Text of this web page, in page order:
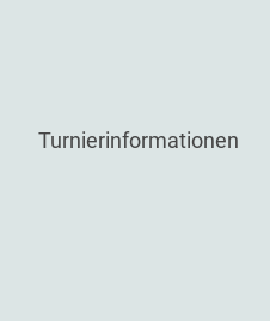
Turnierinformationen